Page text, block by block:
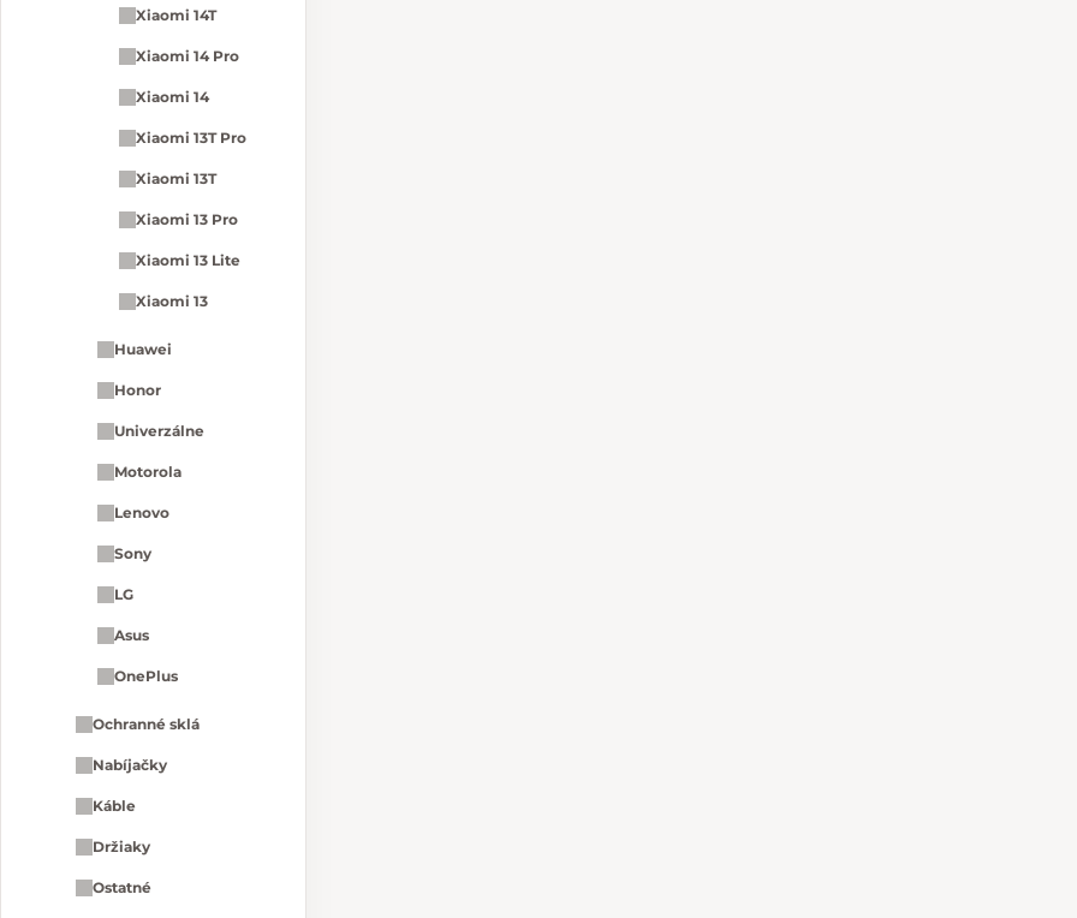
Xiaomi 14T
Xiaomi 14 Pro
Xiaomi 14
Xiaomi 13T Pro
Xiaomi 13T
Xiaomi 13 Pro
Xiaomi 13 Lite
Xiaomi 13
Huawei
Honor
Univerzálne
Motorola
Lenovo
Sony
LG
Asus
OnePlus
Ochranné sklá
Nabíjačky
Káble
Držiaky
Ostatné